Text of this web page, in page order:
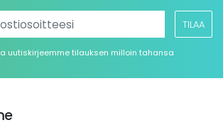
TILAA
uutiskirjeemme tilauksen milloin tahansa